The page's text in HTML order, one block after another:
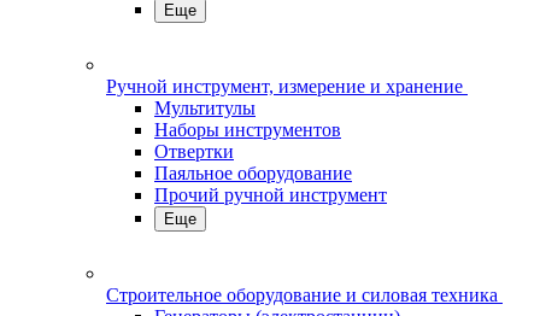
Еще
Ручной инструмент, измерение и хранение
Мультитулы
Наборы инструментов
Отвертки
Паяльное оборудование
Прочий ручной инструмент
Еще
Строительное оборудование и силовая техника